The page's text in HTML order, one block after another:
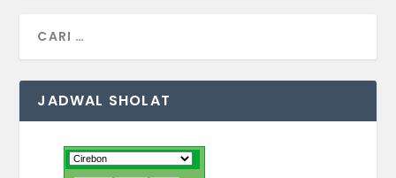
JADWAL SHOLAT